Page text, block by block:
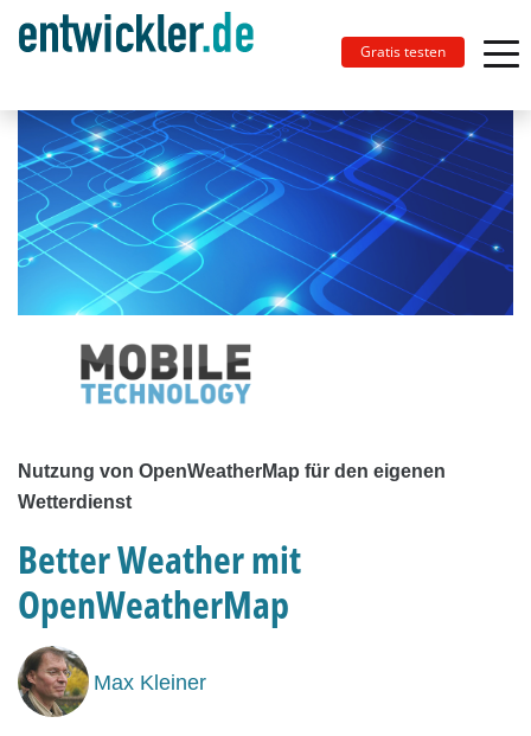
Gratis testen
Nutzung von OpenWeatherMap für den eigenen
Wetterdienst
Better Weather mit
OpenWeatherMap
Max Kleiner